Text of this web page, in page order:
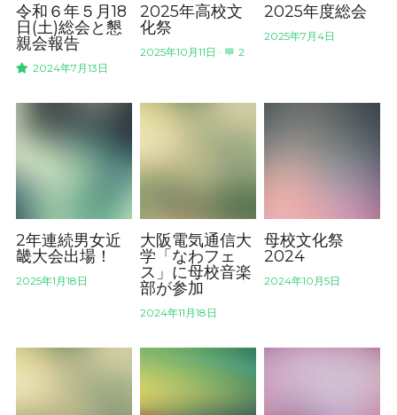
令和６年５月18
日(土)総会と懇
親会報告
2024年7月13日
2025年高校文
化祭
2025年10月11日 · 2
2025年度総会
2025年7月4日
2年連続男女近
畿大会出場！
2025年1月18日
大阪電気通信大
学「なわフェ
ス」に母校音楽
部が参加
2024年11月18日
母校文化祭
2024
2024年10月5日